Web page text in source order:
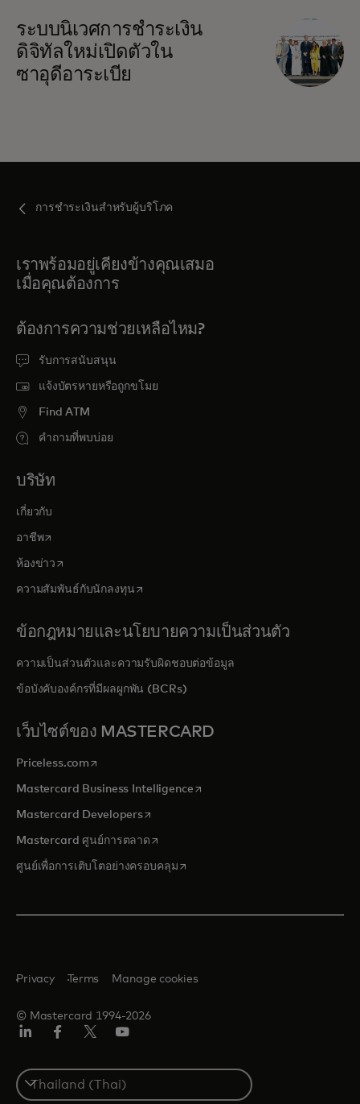
ระบบนิเวศการชำระเงิน
ดิจิทัลใหม่เปิดตัวใน
ซาอุดีอาระเบีย
การชำระเงินสำหรับผู้บริโภค
เราพร้อมอยู่เคียงข้างคุณเสมอ
เมื่อคุณต้องการ
ต้องการความช่วยเหลือไหม?
รับการสนับสนุน
แจ้งบัตรหายหรือถูกขโมย
Find ATM
คำถามที่พบบ่อย
บริษัท
เกี่ยวกับ
อาชีพopens in a new tab
ห้องข่าว opens in a new tab
ความสัมพันธ์กับนักลงทุนopens in a new tab
ข้อกฎหมายและนโยบายความเป็นส่วนตัว
ความเป็นส่วนตัวและความรับผิดชอบต่อข้อมูล
ข้อบังคับองค์กรที่มีผลผูกพัน (BCRs)
เว็บไซต์ของ MASTERCARD
Priceless.com opens in a new tab
Mastercard Business Intelligenceopens in a new tab
Mastercard Developersopens in a new tab
Mastercard ศูนย์การตลาด opens in a new tab
ศูนย์เพื่อการเติบโตอย่างครอบคลุมopens in a new tab
© Mastercard 1994-2026
Privacy Terms Manage cookies
Select
a
country
เตอร์/
เอ็กซ์